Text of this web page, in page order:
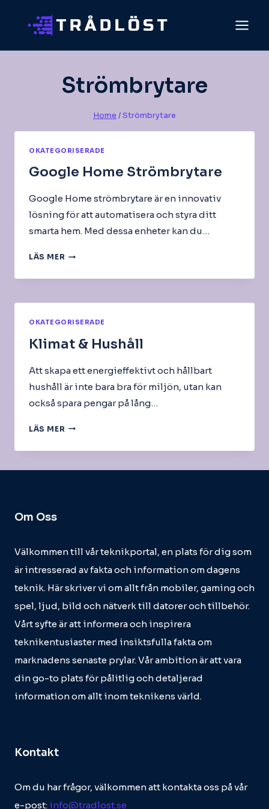
Strömbrytare
Home /Strömbrytare
OKATEGORISERADE
Google Home Strömbrytare
Google Home strömbrytare är en innovativ
lösning för att automatisera och styra ditt
smarta hem. Med dessa enheter kan du…
LÄS MER GOOGLE
STRÖMBRYTARE
OKATEGORISERADE
Klimat & Hushåll
Att skapa ett energieffektivt och hållbart
hushåll är inte bara bra för miljön, utan kan
också spara pengar på lång…
LÄS MER KLIMAT
HUSHÅLL
Om Oss
Välkommen till vår teknikportal, en plats för dig som
är intresserad av fakta och information om dagens
teknik. Här skriver vi om allt från mobiler, gaming och
spel, ljud, bild och nätverk till datorer och tillbehör.
Vårt syfte är att informera och inspirera
teknikentusiaster med insiktsfulla fakta om
marknadens senaste prylar. Vår ambition är att vara
din go-to plats för pålitlig och detaljerad
information om allt inom teknikens värld.
Kontakt
Om du har frågor, välkommen att kontakta oss på vår
e-post: info@tradlost.se